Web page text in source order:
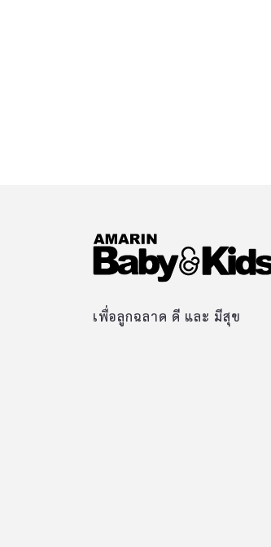
เพื่อลูกฉลาด ดี และ มีสุข